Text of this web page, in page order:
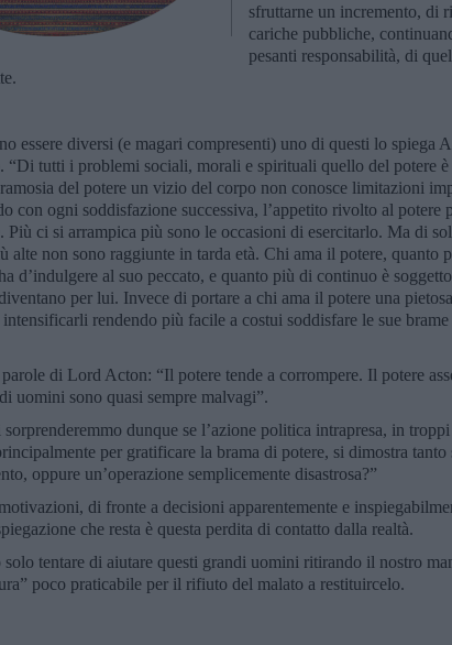
sfruttarne un incremento, di
cariche pubbliche,
pesanti responsabilità, di
essere diversi (e magari compresenti) uno di questi lo spiega
“Di tutti i problemi sociali, morali e spirituali quello del potere
del potere un vizio del corpo non conosce limitazioni
con ogni soddisfazione successiva, l’appetito rivolto al potere
Più ci si arrampica più sono le occasioni di esercitarlo. Ma di
alte non sono raggiunte in tarda età. Chi ama il potere, quanto
d’indulgere al suo peccato, e quanto più di continuo è
per lui. Invece di portare a chi ama il potere una
rendendo più facile a costui soddisfare le sue
di Lord Acton: “Il potere tende a corrompere. Il potere
uomini sono quasi sempre malvagi”.
dunque se l’azione politica intrapresa, in
per gratificare la brama di potere, si dimostra tanto
oppure un’operazione semplicemente disastrosa?”
di fronte a decisioni apparentemente e
che resta è questa perdita di contatto dalla realtà.
tentare di aiutare questi grandi uomini ritirando il nostro
poco praticabile per il rifiuto del malato a restituircelo.